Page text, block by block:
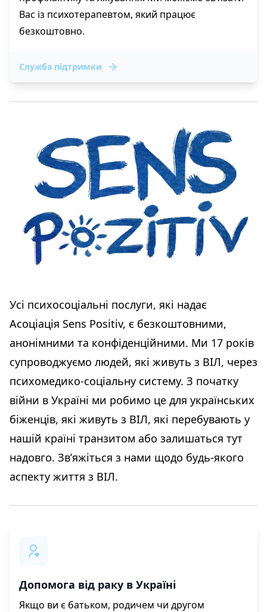
Вас із психотерапевтом, який працює
безкоштовно.
Служба підтримки
Усі психосоціальні послуги, які надає
Асоціація Sens Positiv, є безкоштовними,
анонімними та конфіденційними. Ми 17 років
супроводжуємо людей, які живуть з ВІЛ, через
психомедико-соціальну систему. З початку
війни в Україні ми робимо це для українських
біженців, які живуть з ВІЛ, які перебувають у
нашій країні транзитом або залишаться тут
надовго. Зв’яжіться з нами щодо будь-якого
аспекту життя з ВІЛ.
Допомога від раку в Україні
Якщо ви є батьком, родичем чи другом